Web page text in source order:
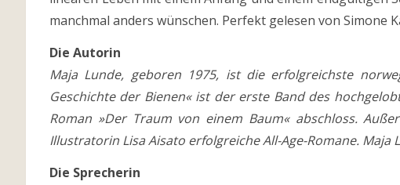
manchmal anders wünschen. Perfekt gelesen von Simone
Die Autorin
Maja Lunde, geboren 1975, ist die erfolgreichste
Geschichte der Bienen« ist der erste Band des
Roman »Der Traum von einem Baum« abschloss.
Illustratorin Lisa Aisato erfolgreiche All-Age-Romane. Maja
Die Sprecherin